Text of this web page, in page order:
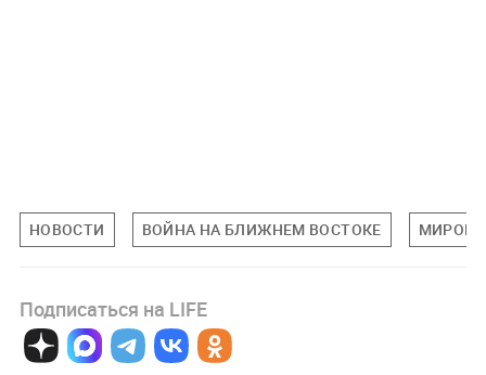
НОВОСТИ ВОЙНА НА БЛИЖНЕМ ВОСТОКЕ
Подписаться на LIFE